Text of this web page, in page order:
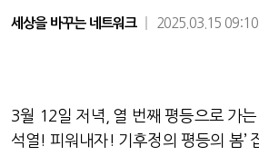
세상을 바꾸는 네트워크 2025.03.15 09:10
3월 12일 저녁, 열 번째 평등으로 가는
석열! 피워내자! 기후정의 평등의 봄’